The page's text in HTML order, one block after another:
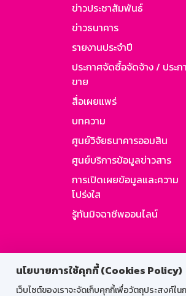
นโยบายการใช้คุกกี้ (Cookies Policy)
เว็บไซต์ของเราจะจัดเก็บคุกกี้เพื่อวัตถุประสงค์
ข่าวประชาสัมพันธ์
ข่าวธนาคาร
รายงานประจำปี
ประกาศจัดซื้อจัดจ้าง / ประก
ขาย
สื่อเผยแพร่
บทความ
ศูนย์วิจัยธนาคารออมสิน
ศูนย์บริการข้อมูลข่าวสาร
การเปิดเผยข้อมูลและความ
โปร่งใส
รู้ทันมิจฉาชีพออนไลน์